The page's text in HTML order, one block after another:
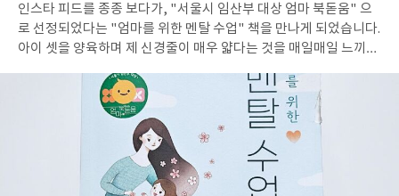
아이들의 그물독서에 무척 큰 도움이 될 것 같습니다. 8살 첫째부터
16개월 막내까지 모두모두 사랑했던 "이클립스핑의 진실" 그림책
이었습니다. 책을 받은지 일주일차, 벌써 n회독을 끝내어 일부 페이
즈, 앞으로도 건필을 응원합니다. #리뷰어클럽리뷰 #이클립스핑의
진실 #티니핑그림책 #개구리왕자
인스타 피드를 종종 보다가, "서울시 임산부 대상 엄마 북돋움" 으
로 선정되었다는 "엄마를 위한 멘탈 수업" 책을 만나게 되었습니다.
아이 셋을 양육하며 제 신경줄이 매우 얇다는 것을 매일매일 느끼고
려했을 정도로 신경이 예민합니다(개학과 함께 완치되었답니다).
그럴 때마다 스스로 자괴감도 들고, 도대체 어떻게 해야 할 지 갈피
를 못 잡고 있지요. 그러던 중에 만난 책이라 더욱 반가웠어요. 23년
간의 유치원 경험을 담았다는 저자의 소개에는 신뢰가 갔지요. 그래
서 조심스럽게 책을 열어보았습니다. > 엄마를 위한 멘탈 수업 아기
를 가진 엄마는 다양한 감정을 갖게 됩니다. 가장 쉽게 떠올릴 수 있